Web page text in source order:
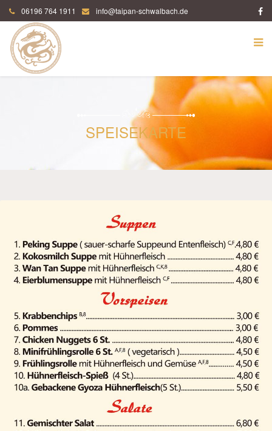
06196 764 1911 info@taipan-schwalbach.de
SPEISEKARTE